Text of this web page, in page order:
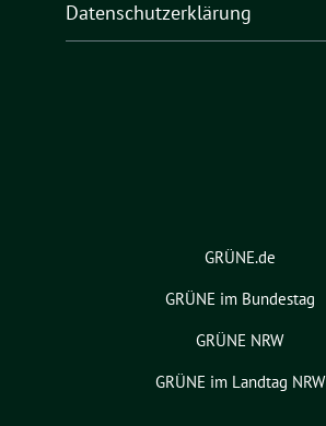
Datenschutzerklärung
GRÜNE.de
GRÜNE im Bundestag
GRÜNE NRW
GRÜNE im Landtag NRW